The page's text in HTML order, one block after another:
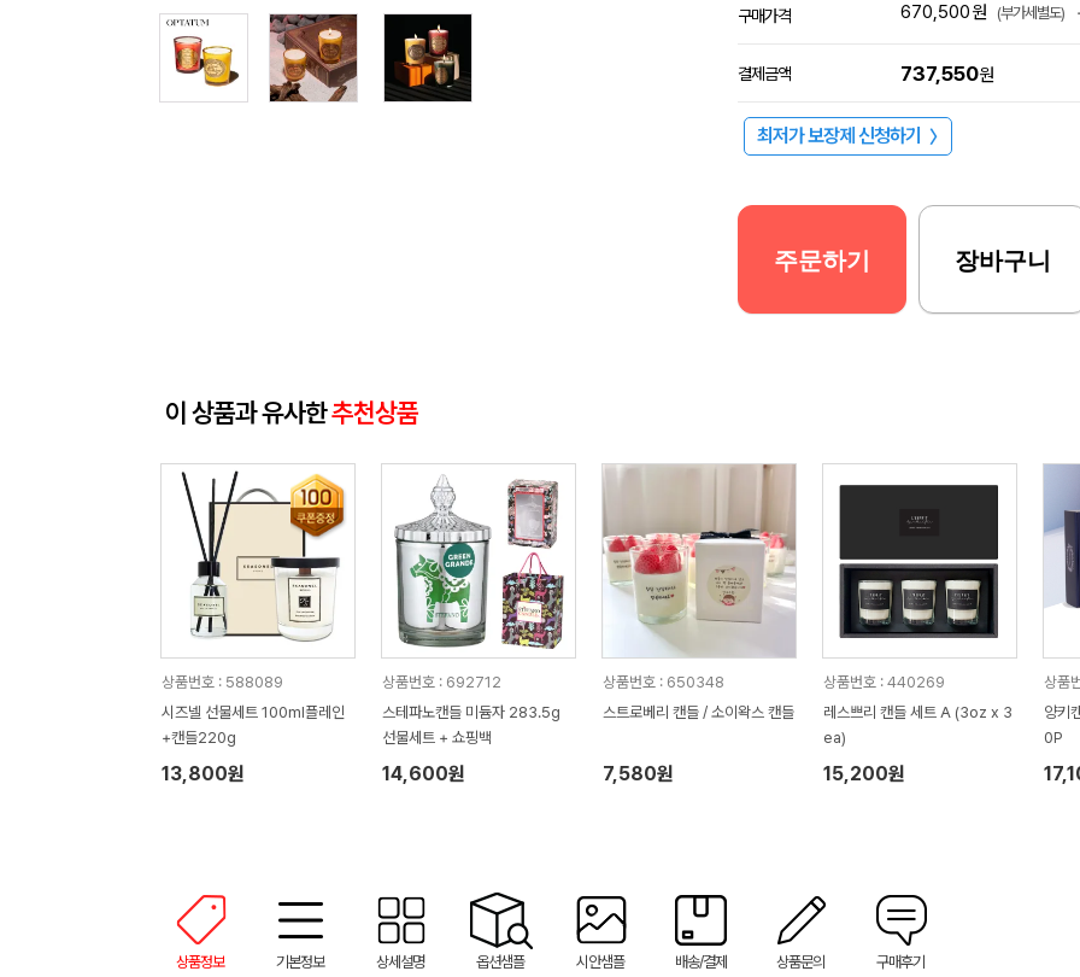
구매가격 670,500원 (부가세별도)
결제금액 737,550원
최저가 보장제 신청하기 〉
주문하기 장바구니
이 상품과 유사한추천상품
상품번호 : 588089
시즈넬 선물세트 100ml플레인
+캔들220g
13,800원
상품번호 : 692712
스테파노캔들 미듐자 283.5g
선물세트 + 쇼핑백
14,600원
상품번호 : 650348
스트로베리 캔들 / 소이왁스 캔들
7,580원
상품번호 : 440269
레스쁘리 캔들 세트 A (3oz x 3
ea)
15,200원
상품
양키
0P
상품정보 기본정보 상세설명 옵션샘플 시안샘플 배송/결제 상품문의 구매후기